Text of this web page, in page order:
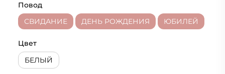
Повод
СВИДАНИЕ
ДЕНЬ РОЖДЕНИЯ ЮБИЛЕЙ
Цвет
БЕЛЫЙ